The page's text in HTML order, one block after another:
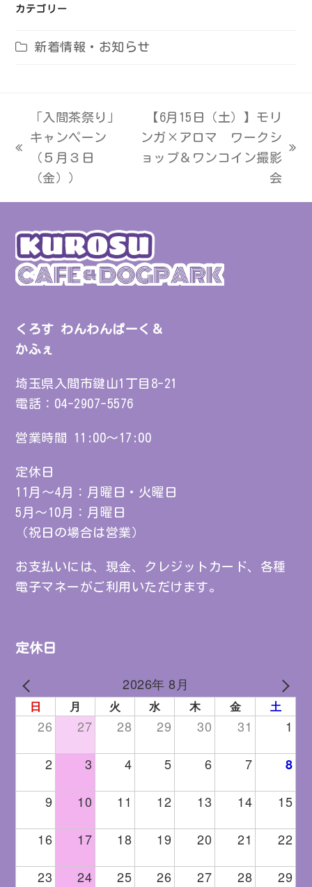
カテゴリー
新着情報・お知らせ
previous
post:
「入間茶祭り」
キャンペーン
（５月３日
（金））
next
【6月15日（土）】モリ
ンガ×アロマ ワークシ
ョップ＆ワンコイン撮影
会
くろす わんわんぱーく＆
かふぇ
埼玉県入間市鍵山1丁目8-21
電話： 04-2907-5576
営業時間 11:00～17:00
定休日
11月～4月：月曜日・火曜日
5月～10月：月曜日
（祝日の場合は営業）
お支払いには、現金、クレジットカード、各種
電子マネーがご利用いただけます。
定休日
2026年 8月
日 月 火 水 木 金 土
26 27 28 29 30 31 1
2 3 4 5 6 7 8
9 10 11 12 13 14 15
16 17 18 19 20 21 22
23 24 25 26 27 28 29